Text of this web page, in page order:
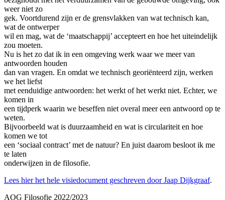
weer niet zo
gek. Voortdurend zijn er de grensvlakken van wat technisch kan,
wat de ontwerper
wil en mag, wat de ‘maatschappij’ accepteert en hoe het uiteindelijk
zou moeten.
Nu is het zo dat ik in een omgeving werk waar we meer van
antwoorden houden
dan van vragen. En omdat we technisch georiënteerd zijn, werken
we het liefst
met eenduidige antwoorden: het werkt of het werkt niet. Echter, we
komen in
een tijdperk waarin we beseffen niet overal meer een antwoord op te
weten.
Bijvoorbeeld wat is duurzaamheid en wat is circulariteit en hoe
komen we tot
een ‘sociaal contract’ met de natuur? En juist daarom besloot ik me
te laten
onderwijzen in de filosofie.
Lees hier het hele visiedocument geschreven door Jaap Dijkgraaf.
AOG Filosofie 2022/2023